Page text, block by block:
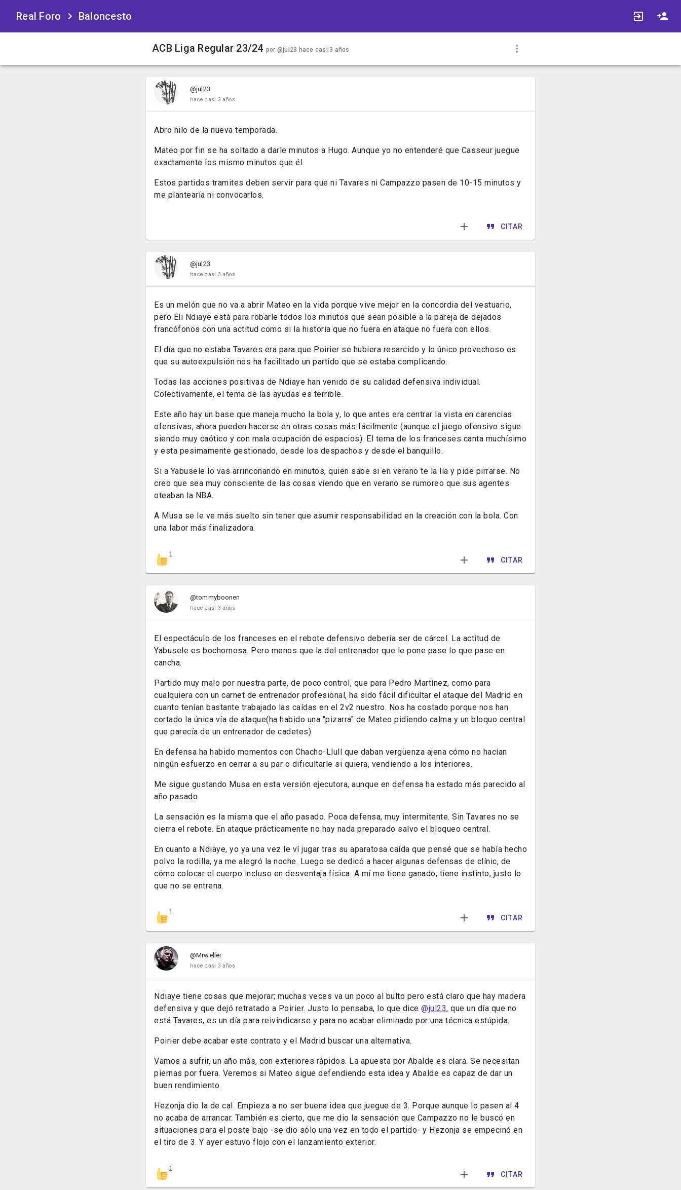
Real Foro Baloncesto
ACB Liga Regular 23/24 por @jul23 hace casi 3 años
@jul23
hace casi 3 años
Abro hilo de la nueva temporada.
Mateo por fin se ha soltado a darle minutos a Hugo. Aunque yo no entenderé que Casseur juegue
exactamente los mismo minutos que él.
Estos partidos tramites deben servir para que ni Tavares ni Campazzo pasen de 10-15 minutos y
me plantearía ni convocarlos.
CITAR
@jul23
hace casi 3 años
Es un melón que no va a abrir Mateo en la vida porque vive mejor en la concordia del vestuario,
pero Eli Ndiaye está para robarle todos los minutos que sean posible a la pareja de dejados
francófonos con una actitud como si la historia que no fuera en ataque no fuera con ellos.
El día que no estaba Tavares era para que Poirier se hubiera resarcido y lo único provechoso es
que su autoexpulsión nos ha facilitado un partido que se estaba complicando.
Todas las acciones positivas de Ndiaye han venido de su calidad defensiva individual.
Colectivamente, el tema de las ayudas es terrible.
Este año hay un base que maneja mucho la bola y, lo que antes era centrar la vista en carencias
ofensivas, ahora pueden hacerse en otras cosas más fácilmente (aunque el juego ofensivo sigue
siendo muy caótico y con mala ocupación de espacios). El tema de los franceses canta muchísimo
y esta pesimamente gestionado, desde los despachos y desde el banquillo.
Si a Yabusele lo vas arrinconando en minutos, quien sabe si en verano te la lía y pide pirrarse. No
creo que sea muy consciente de las cosas viendo que en verano se rumoreo que sus agentes
oteaban la NBA.
A Musa se le ve más suelto sin tener que asumir responsabilidad en la creación con la bola. Con
una labor más finalizadora.
1
CITAR
@tommyboonen
hace casi 3 años
El espectáculo de los franceses en el rebote defensivo debería ser de cárcel. La actitud de
Yabusele es bochornosa. Pero menos que la del entrenador que le pone pase lo que pase en
cancha.
Partido muy malo por nuestra parte, de poco control, que para Pedro Martínez, como para
cualquiera con un carnet de entrenador profesional, ha sido fácil dificultar el ataque del Madrid en
cuanto tenían bastante trabajado las caídas en el 2v2 nuestro. Nos ha costado porque nos han
cortado la única vía de ataque(ha habido una "pizarra" de Mateo pidiendo calma y un bloquo central
que parecía de un entrenador de cadetes).
En defensa ha habido momentos con Chacho-Llull que daban vergüenza ajena cómo no hacían
ningún esfuerzo en cerrar a su par o dificultarle si quiera, vendiendo a los interiores.
Me sigue gustando Musa en esta versión ejecutora, aunque en defensa ha estado más parecido al
año pasado.
La sensación es la misma que el año pasado. Poca defensa, muy intermitente. Sin Tavares no se
cierra el rebote. En ataque prácticamente no hay nada preparado salvo el bloqueo central.
En cuanto a Ndiaye, yo ya una vez le ví jugar tras su aparatosa caída que pensé que se había hecho
polvo la rodilla, ya me alegró la noche. Luego se dedicó a hacer algunas defensas de clínic, de
cómo colocar el cuerpo incluso en desventaja física. A mí me tiene ganado, tiene instinto, justo lo
que no se entrena.
1
CITAR
@Mrweller
hace casi 3 años
Ndiaye tiene cosas que mejorar; muchas veces va un poco al bulto pero está claro que hay madera
defensiva y que dejó retratado a Poirier. Justo lo pensaba, lo que dice @jul23, que un día que no
está Tavares, es un día para reivindicarse y para no acabar eliminado por una técnica estúpida.
Poirier debe acabar este contrato y el Madrid buscar una alternativa.
Vamos a sufrir, un año más, con exteriores rápidos. La apuesta por Abalde es clara. Se necesitan
piernas por fuera. Veremos si Mateo sigue defendiendo esta idea y Abalde es capaz de dar un
buen rendimiento.
Hezonja dio la de cal. Empieza a no ser buena idea que juegue de 3. Porque aunque lo pasen al 4
no acaba de arrancar. También es cierto, que me dio la sensación que Campazzo no le buscó en
situaciones para el poste bajo -se dio sólo una vez en todo el partido- y Hezonja se empecinó en
el tiro de 3. Y ayer estuvo flojo con el lanzamiento exterior.
1
CITAR